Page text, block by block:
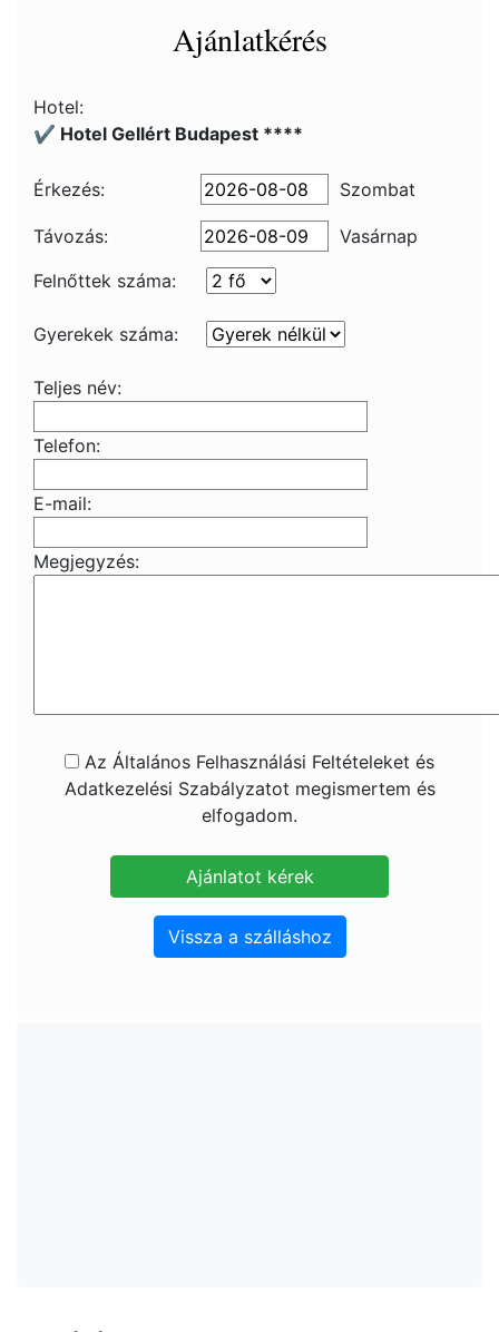
Ajánlatkérés
Hotel:
✔️ Hotel Gellért Budapest ****
Érkezés: Szombat
Távozás:
Vasárnap
Felnőttek száma:
Gyerekek száma:
Teljes név:
Telefon:
E-mail:
Megjegyzés:
Az Általános Felhasználási Feltételeket és
Adatkezelési Szabályzatot megismertem és
elfogadom.
Vissza a szálláshoz